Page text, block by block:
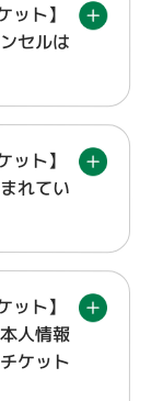
ット】
セルは
ット】
れてい
ット】
人情報
ケット